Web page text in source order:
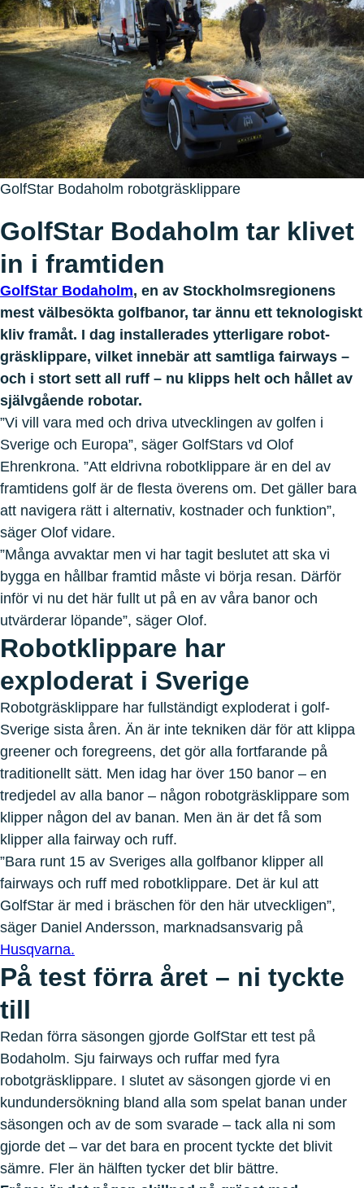
GolfStar Bodaholm robotgräsklippare
GolfStar Bodaholm tar klivet
in i framtiden
GolfStar Bodaholm, en av Stockholmsregionens
mest välbesökta golfbanor, tar ännu ett teknologiskt
kliv framåt. I dag installerades ytterligare robot-
gräsklippare, vilket innebär att samtliga fairways –
och i stort sett all ruff – nu klipps helt och hållet av
självgående robotar.
”Vi vill vara med och driva utvecklingen av golfen i
Sverige och Europa”, säger GolfStars vd Olof
Ehrenkrona. ”Att eldrivna robotklippare är en del av
framtidens golf är de flesta överens om. Det gäller bara
att navigera rätt i alternativ, kostnader och funktion”,
säger Olof vidare.
”Många avvaktar men vi har tagit beslutet att ska vi
bygga en hållbar framtid måste vi börja resan. Därför
inför vi nu det här fullt ut på en av våra banor och
utvärderar löpande”, säger Olof.
Robotklippare har
exploderat i Sverige
Robotgräsklippare har fullständigt exploderat i golf-
Sverige sista åren. Än är inte tekniken där för att klippa
greener och foregreens, det gör alla fortfarande på
traditionellt sätt. Men idag har över 150 banor – en
tredjedel av alla banor – någon robotgräsklippare som
klipper någon del av banan. Men än är det få som
klipper alla fairway och ruff.
”Bara runt 15 av Sveriges alla golfbanor klipper all
fairways och ruff med robotklippare. Det är kul att
GolfStar är med i bräschen för den här utveckligen”,
säger Daniel Andersson, marknadsansvarig på
Husqvarna.
På test förra året – ni tyckte
till
Redan förra säsongen gjorde GolfStar ett test på
Bodaholm. Sju fairways och ruffar med fyra
robotgräsklippare. I slutet av säsongen gjorde vi en
kundundersökning bland alla som spelat banan under
säsongen och av de som svarade – tack alla ni som
gjorde det – var det bara en procent tyckte det blivit
sämre. Fler än hälften tycker det blir bättre.